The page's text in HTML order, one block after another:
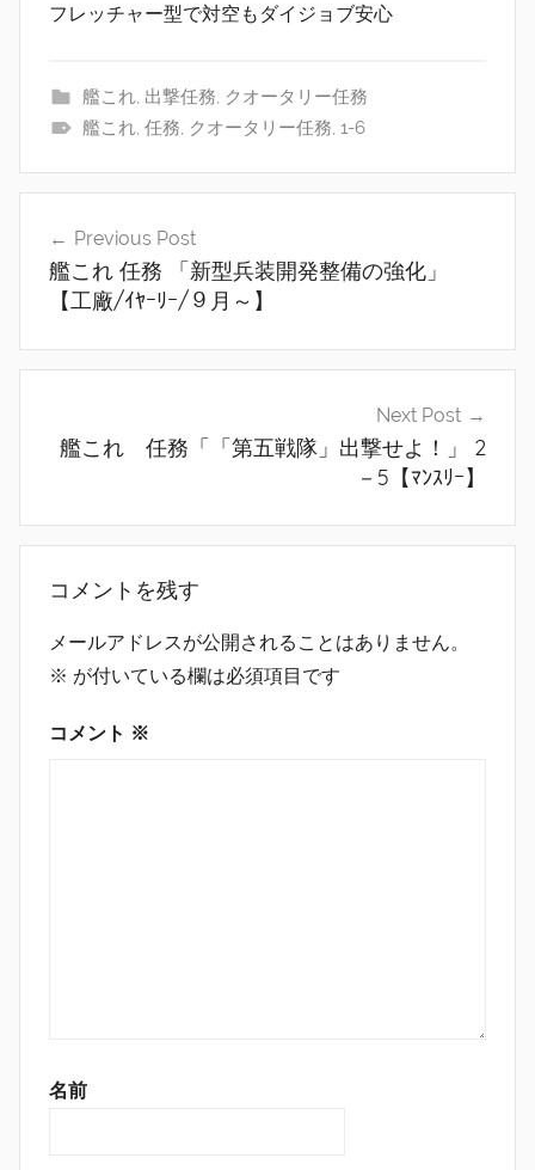
フレッチャー型で対空もダイジョブ安心
艦これ, 出撃任務, クオータリー任務
艦これ, 任務, クオータリー任務, 1-6
ビ
ン
Previous Post
艦これ 任務 「新型兵装開発整備の強化」
【工廠/ｲﾔｰﾘｰ/９月～】
Next Post
艦これ 任務「「第五戦隊」出撃せよ！」 2
－5【ﾏﾝｽﾘｰ】
コメントを残す
メールアドレスが公開されることはありません。
※ が付いている欄は必須項目です
コメント ※
名前